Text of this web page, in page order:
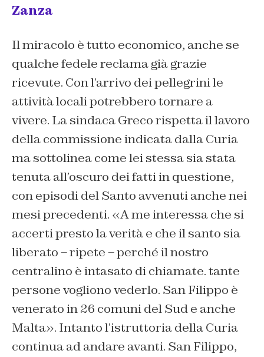
Zanza
Il miracolo è tutto economico, anche se
qualche fedele reclama già grazie
ricevute. Con l’arrivo dei pellegrini le
attività locali potrebbero tornare a
vivere. La sindaca Greco rispetta il lavoro
della commissione indicata dalla Curia
ma sottolinea come lei stessa sia stata
tenuta all’oscuro dei fatti in questione,
con episodi del Santo avvenuti anche nei
mesi precedenti. «A me interessa che si
accerti presto la verità e che il santo sia
liberato – ripete – perché il nostro
centralino è intasato di chiamate. tante
persone vogliono vederlo. San Filippo è
venerato in 26 comuni del Sud e anche
Malta». Intanto l’istruttoria della Curia
continua ad andare avanti. San Filippo,